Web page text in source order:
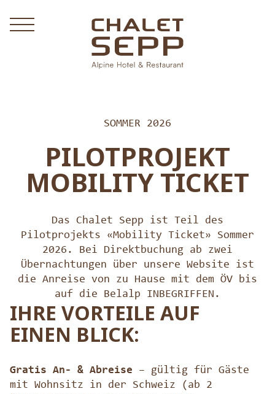
SOMMER 2026
PILOTPROJEKT
MOBILITY TICKET
Das Chalet Sepp ist Teil des
Pilotprojekts «Mobility Ticket» Sommer
2026. Bei Direktbuchung ab zwei
Übernachtungen über unsere Website ist
die Anreise von zu Hause mit dem ÖV bis
auf die Belalp INBEGRIFFEN.
IHRE VORTEILE AUF
EINEN BLICK:
Gratis An- & Abreise – gültig für Gäste
mit Wohnsitz in der Schweiz (ab 2